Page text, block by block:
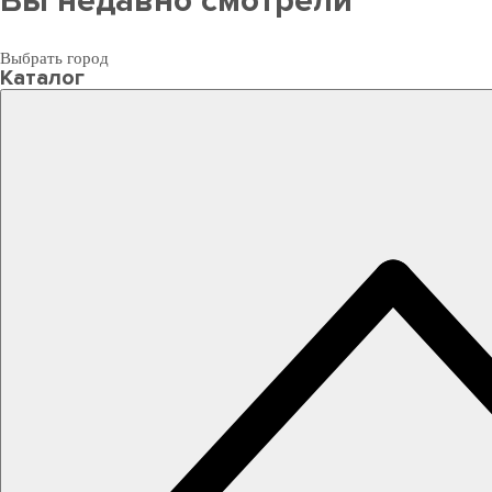
Выбрать город
Каталог